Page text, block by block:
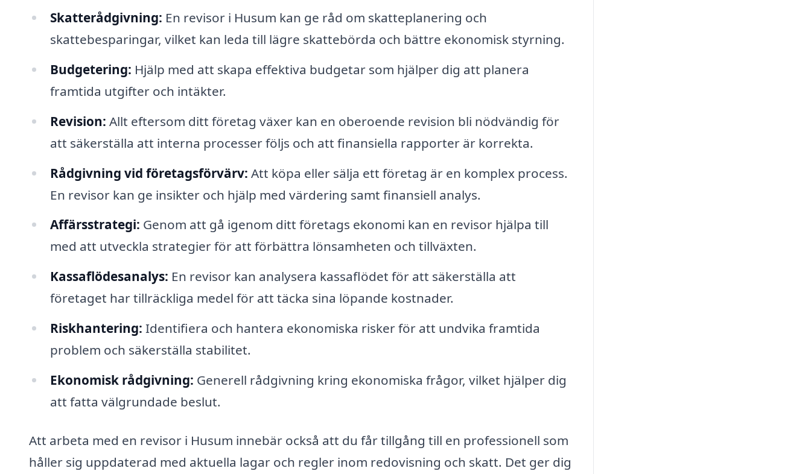
Skatterådgivning: En revisor i Husum kan ge råd om skatteplanering och
skattebesparingar, vilket kan leda till lägre skattebörda och bättre ekonomisk styrning.
Budgetering: Hjälp med att skapa effektiva budgetar som hjälper dig att planera
framtida utgifter och intäkter.
Revision: Allt eftersom ditt företag växer kan en oberoende revision bli nödvändig för
att säkerställa att interna processer följs och att finansiella rapporter är korrekta.
Rådgivning vid företagsförvärv: Att köpa eller sälja ett företag är en komplex process.
En revisor kan ge insikter och hjälp med värdering samt finansiell analys.
Affärsstrategi: Genom att gå igenom ditt företags ekonomi kan en revisor hjälpa till
med att utveckla strategier för att förbättra lönsamheten och tillväxten.
Kassaflödesanalys: En revisor kan analysera kassaflödet för att säkerställa att
företaget har tillräckliga medel för att täcka sina löpande kostnader.
Riskhantering: Identifiera och hantera ekonomiska risker för att undvika framtida
problem och säkerställa stabilitet.
Ekonomisk rådgivning: Generell rådgivning kring ekonomiska frågor, vilket hjälper dig
att fatta välgrundade beslut.
Att arbeta med en revisor i Husum innebär också att du får tillgång till en professionell som
håller sig uppdaterad med aktuella lagar och regler inom redovisning och skatt. Det ger dig